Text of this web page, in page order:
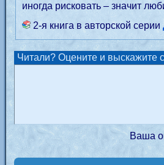
иногда рисковать – значит
2-я книга в авторской серии
Читали? Оцените и выскажите
Ваша